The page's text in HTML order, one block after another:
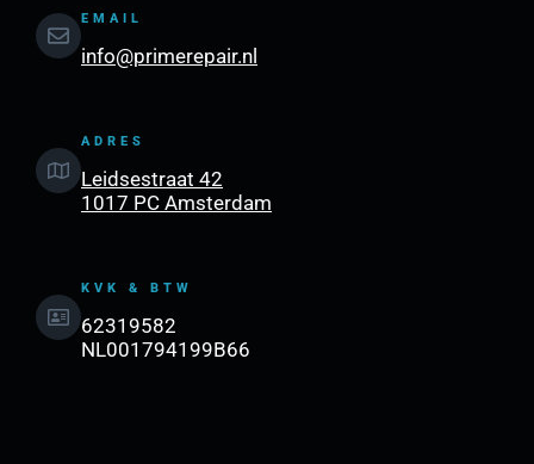
EMAIL
info@primerepair.nl
ADRES
Leidsestraat 42
1017 PC Amsterdam
KVK & BTW
62319582
NL001794199B66